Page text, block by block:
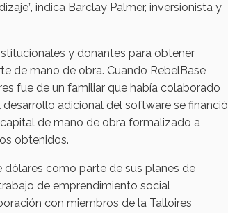
indica Barclay Palmer, inversionista y
y donantes para obtener
de mano de obra. Cuando RebelBase
fue de un familiar que había colaborado
adicional del software se financió
de mano de obra formalizado a
obtenidos.
como parte de sus planes de
de emprendimiento social
con miembros de la Talloires